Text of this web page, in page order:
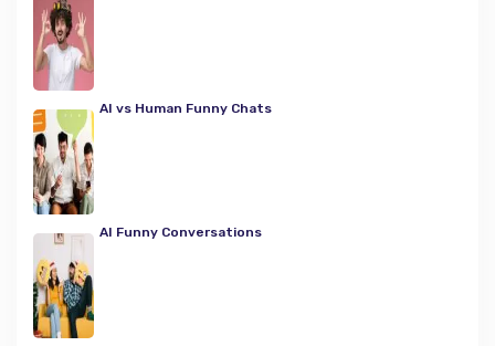
AI vs Human Funny Chats
AI Funny Conversations